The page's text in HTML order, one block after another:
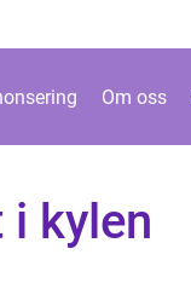
Om oss
i kylen